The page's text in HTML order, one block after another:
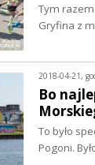
Tym
Gryfina z
2018-04-21,
Bo
To było
Pogoni.